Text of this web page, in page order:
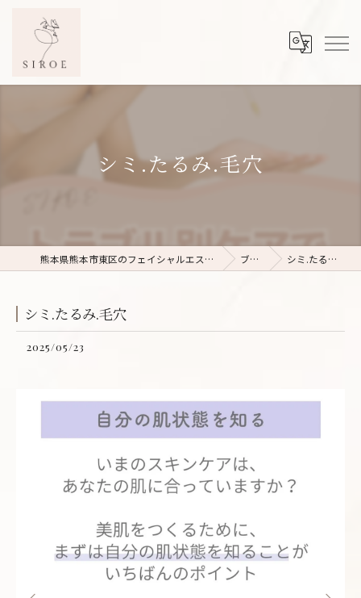
シミ.たるみ.毛穴
熊本県熊本市東区のフェイシャルエステならSIROE ブログ シミ.たるみ.毛穴
シミ.たるみ.毛穴
2025/05/23